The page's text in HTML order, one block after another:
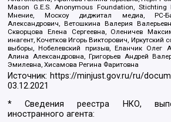
Mason G.E.S. Anonymous Foundation,
Мнение, Москоу диджитал медиа, РС-
Александрович, Ветошкина Валерия
Скворцова Елена Сергеевна, Оленичев
инагент, Кочетков Игорь Викторович, Иркутский
выборы, Нобелевский призыв, Еланчик Олег
Алина Александровна, Григорьев Андрей
Эмилевна, Хисамова Регина Фаритовна
Источник: https://minjust.gov.ru/ru/
03.12.2021
* Сведения реестра НКО,
иностранного агента: